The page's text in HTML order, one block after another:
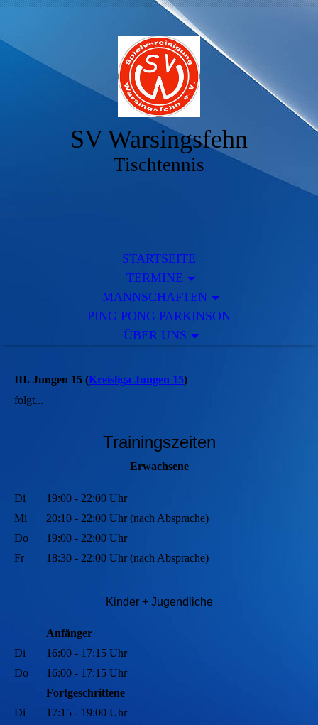
SV Warsingsfehn
Tischtennis
STARTSEITE
TERMINE
MANNSCHAFTEN
PING PONG PARKINSON
ÜBER UNS
III. Jungen 15 (Kreisliga Jungen 15)
folgt...
Trainingszeiten
Erwachsene
Di
19:00 - 22:00 Uhr
Mi
20:10 - 22:00 Uhr (nach Absprache)
Do
19:00 - 22:00 Uhr
Fr
18:30 - 22:00 Uhr (nach Absprache)
Kinder + Jugendliche
Anfänger
Di
16:00 - 17:15 Uhr
Do
16:00 - 17:15 Uhr
Fortgeschrittene
Di
17:15 - 19:00 Uhr